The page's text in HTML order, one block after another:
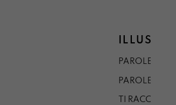
PAROLE DAL
PAROLE DA
TI